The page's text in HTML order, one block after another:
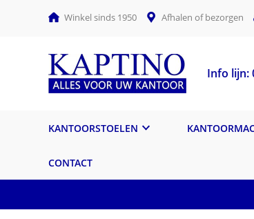
Winkel sinds 1950 Afhalen of bezorgen
Info lijn:
KANTOORSTOELEN
CONTACT